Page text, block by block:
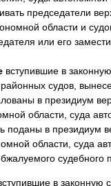
председатели
области и
или его
вступившие в
судов,
в президиум
области, суда
поданы в президиум
области, суда
в законную